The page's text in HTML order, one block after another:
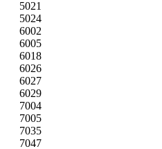
5021
5024
6002
6005
6018
6026
6027
6029
7004
7005
7035
7047